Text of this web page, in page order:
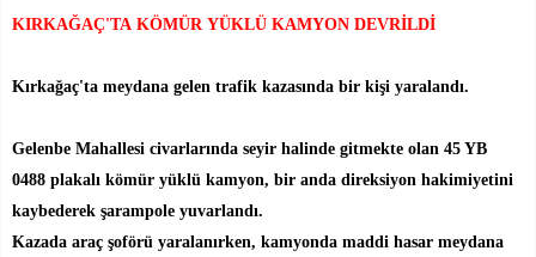
KIRKAĞAÇ'TA KÖMÜR YÜKLÜ KAMYON DEVRİLDİ
Kırkağaç'ta meydana gelen trafik kazasında bir kişi yaralandı.
Gelenbe Mahallesi civarlarında seyir halinde gitmekte olan 45 YB
0488 plakalı kömür yüklü kamyon, bir anda direksiyon hakimiyetini
kaybederek şarampole yuvarlandı.
Kazada araç şoförü yaralanırken, kamyonda maddi hasar meydana